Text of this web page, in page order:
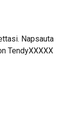
Napsauta
TendyXXXXX